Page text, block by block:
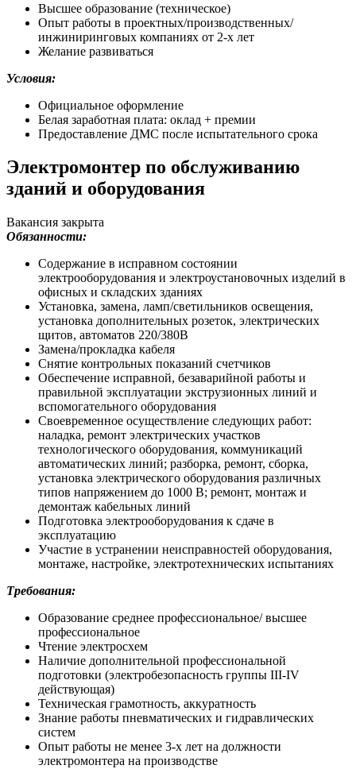
Высшее образование (техническое)
Опыт работы в проектных/производственных/
инжиниринговых компаниях от 2-х лет
Желание развиваться
Условия:
Официальное оформление
Белая заработная плата: оклад + премии
Предоставление ДМС после испытательного срока
Электромонтер по обслуживанию
зданий и оборудования
Вакансия закрыта
Обязанности:
Содержание в исправном состоянии
электрооборудования и электроустановочных изделий в
офисных и складских зданиях
Установка, замена, ламп/светильников освещения,
установка дополнительных розеток, электрических
щитов, автоматов 220/380В
Замена/прокладка кабеля
Снятие контрольных показаний счетчиков
Обеспечение исправной, безаварийной работы и
правильной эксплуатации экструзионных линий и
вспомогательного оборудования
Своевременное осуществление следующих работ:
наладка, ремонт электрических участков
технологического оборудования, коммуникаций
автоматических линий; разборка, ремонт, сборка,
установка электрического оборудования различных
типов напряжением до 1000 В; ремонт, монтаж и
демонтаж кабельных линий
Подготовка электрооборудования к сдаче в
эксплуатацию
Участие в устранении неисправностей оборудования,
монтаже, настройке, электротехнических испытаниях
Требования:
Образование среднее профессиональное/ высшее
профессиональное
Чтение электросхем
Наличие дополнительной профессиональной
подготовки (электробезопасность группы III-IV
действующая)
Техническая грамотность, аккуратность
Знание работы пневматических и гидравлических
систем
Опыт работы не менее 3-х лет на должности
электромонтера на производстве